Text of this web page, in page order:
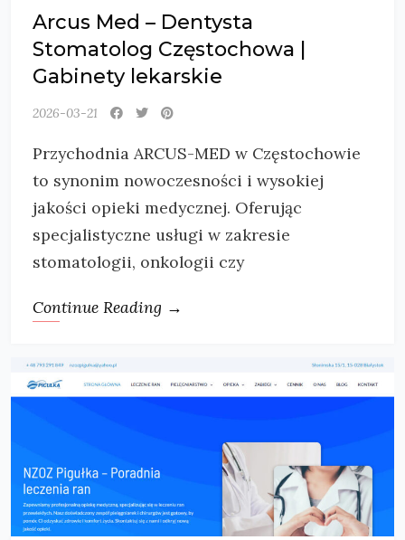
Arcus Med – Dentysta
Stomatolog Częstochowa |
Gabinety lekarskie
2026-03-21
Przychodnia ARCUS-MED w Częstochowie
to synonim nowoczesności i wysokiej
jakości opieki medycznej. Oferując
specjalistyczne usługi w zakresie
stomatologii, onkologii czy
Continue Reading →